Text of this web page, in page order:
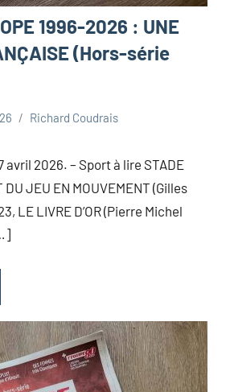
1996-2026 : UNE
(Hors-série
Richard Coudrais
avril 2026. – Sport à lire STADE
DU JEU EN MOUVEMENT (Gilles
LE LIVRE D’OR (Pierre Michel